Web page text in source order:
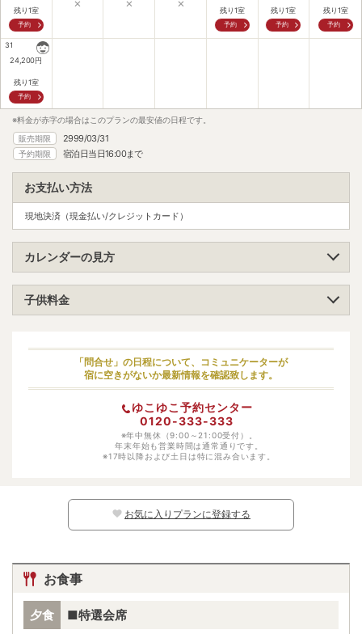
残り1室
予約
残り1室
予約
残り1室
予約
残り1室
予約
31
24,200円
残り1室
予約
※料金が赤字の場合はこのプランの最安値の日程です。
販売期限
2999/03/31
予約期限 宿泊日当日16:00まで
お支払い方法
現地決済（現金払い/クレジットカード）
カレンダーの見方
子供料金
小学生（低学年） 大人料金の70%
幼児（寝具・食事あり） 大人料金の50%
-
-
幼児（寝具・食事なし） 無料
い日程ではお子様はご予約いただけません。
「問合せ」の日程について、コミュニケーターが
宿に空きがないか最新情報を確認致します。
ゆこゆこ予約センター
0120-333-333
※年中無休（9:00～21:00受付）。
年末年始も営業時間は通常通りです。
※17時以降および土日は特に混み合います。
お気に入りプランに登録する
お食事
夕食 ■特選会席